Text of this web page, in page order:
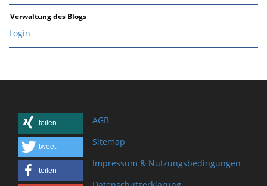
Verwaltung des Blogs
Login
teilen
tweet
teilen
AGB
Sitemap
Impressum & Nutzungsbedingungen